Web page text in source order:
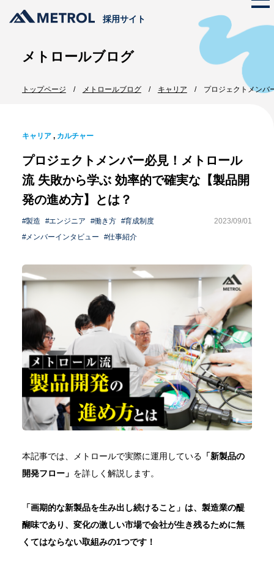
採用サイト
メトロールの文化
ストーリー
メトロールの文化
働く体制
職種紹介
プロジェクト紹介
メンバー紹介
採用情報
新卒採用
シニア採用
インターンシップ
エントリー
中途採用
シニア採用
パート採用
メトロールブログ よくある質問
メトロールブログ
トップページ メトロールブログ キャリア プロジェクトメンバ
キャリア, カルチャー
プロジェクトメンバー必見！メトロール
流 失敗から学ぶ 効率的で確実な【製品開
発の進め方】とは？
製造 エンジニア 働き方
育成制度
メンバーインタビュー
仕事紹介
2023/09/01
本記事では、メトロールで実際に運用している 「新製品の
開発フロー」 を詳しく解説します。
「画期的な新製品を生み出し続けること」は、製造業の醍
醐味であり、変化の激しい市場で会社が生き残るために無
くてはならない取組みの1つです！